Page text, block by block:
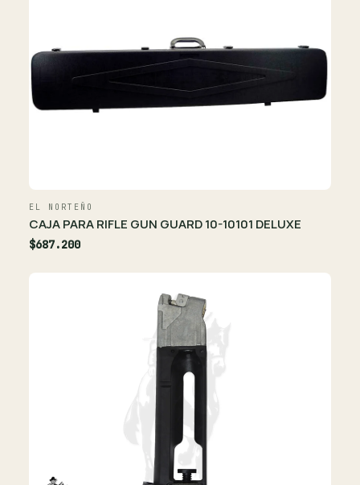
EL NORTEÑO
CAJA PARA RIFLE GUN GUARD 10-10101 DELUXE
$687.200